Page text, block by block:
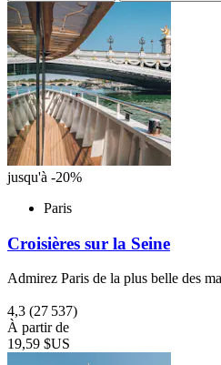
jusqu'à -20%
Paris
Croisières sur la Seine
Admirez Paris de la plus belle des
4,3 (27 537)
À partir de
19,59 $US